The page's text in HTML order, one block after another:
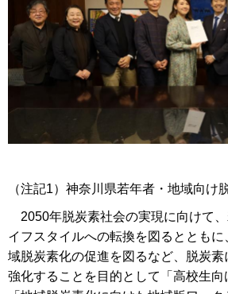
（注記1）神奈川県若年者・地域向け
2050年脱炭素社会の実現に向けて
イフスタイルへの転換を図るととも
域脱炭素化の促進を図るなど、脱炭
強化することを目的として「高校生向